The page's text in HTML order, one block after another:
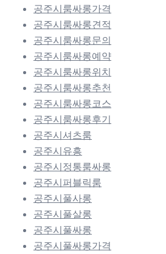
공주시룸싸롱가격
공주시룸싸롱견적
공주시룸싸롱문의
공주시룸싸롱예약
공주시룸싸롱위치
공주시룸싸롱추천
공주시룸싸롱코스
공주시룸싸롱후기
공주시셔츠룸
공주시유흥
공주시정통룸싸롱
공주시퍼블릭룸
공주시풀사롱
공주시풀살롱
공주시풀싸롱
공주시풀싸롱가격